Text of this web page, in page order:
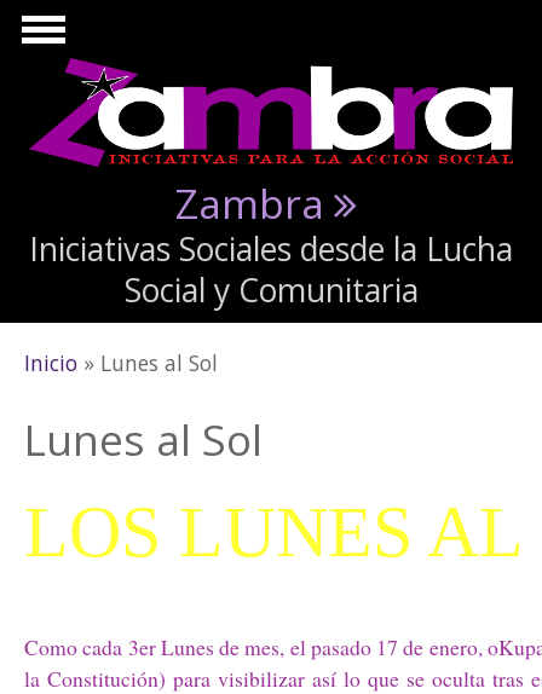
Pasar al contenido principal
Zambra
Iniciativas Sociales desde la Lucha
Social y Comunitaria
Se encuentra usted aquí
Inicio » Lunes al Sol
Lunes al Sol
LOS LUNES AL
Como cada 3er Lunes de mes, el pasado 17 de enero,
la Constitución) para visibilizar así lo que se oculta tras